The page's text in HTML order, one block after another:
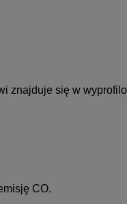
znajduje się w
CO.